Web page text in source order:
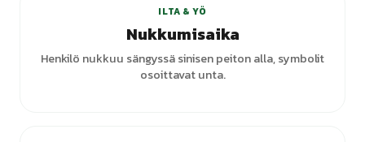
ILTA & YÖ
Nukkumisaika
Henkilö nukkuu sängyssä sinisen peiton alla, symbolit
osoittavat unta.